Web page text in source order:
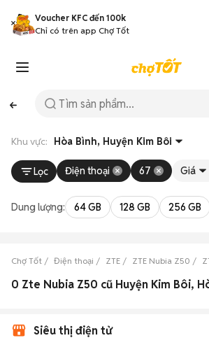
Voucher KFC đến 100k
Chỉ có trên app Chợ Tốt
Khu vực: Hòa Bình, Huyện Kim Bôi
Lọc Điện thoại 67 Giá
Dung lượng: 64 GB 128 GB 256 GB
Chợ Tốt Điện thoại ZTE ZTE Nubia Z50
0 Zte Nubia Z50 cũ Huyện Kim Bôi,
Siêu thị điện tử